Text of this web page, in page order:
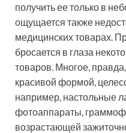
получить ее только в
ощущается также
медицинских товарах.
бросается в глаза
товаров. Многое,
красивой формой,
например, настольные
фотоаппараты,
возрастающей